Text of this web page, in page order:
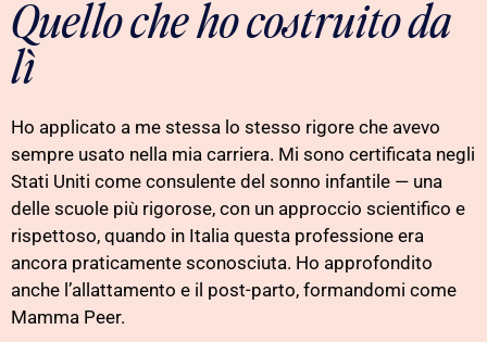
Quello che ho costruito da
lì
Ho applicato a me stessa lo stesso rigore che avevo
sempre usato nella mia carriera. Mi sono certificata negli
Stati Uniti come consulente del sonno infantile — una
delle scuole più rigorose, con un approccio scientifico e
rispettoso, quando in Italia questa professione era
ancora praticamente sconosciuta. Ho approfondito
anche l’allattamento e il post-parto, formandomi come
Mamma Peer.